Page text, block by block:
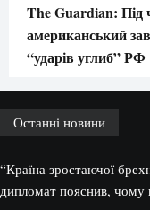
The Guardian: Під
американський
“ударів углиб” РФ
Останні новини
“Країна зростаючої
дипломат пояснив, чому